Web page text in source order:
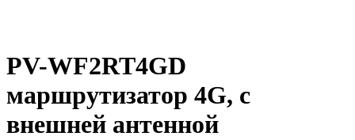
PV-WF2RT4GD
маршрутизатор 4G, с
внешней антенной